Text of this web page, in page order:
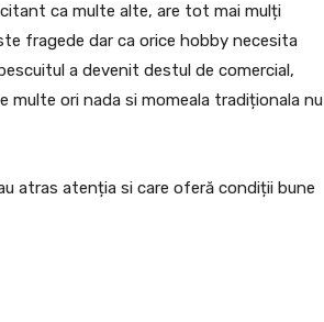
ca multe alte, are tot mai mulți
fragede dar ca orice hobby necesita
a devenit destul de comercial,
multe ori nada si momeala tradiționala nu
atras atenția si care oferă condiții bune